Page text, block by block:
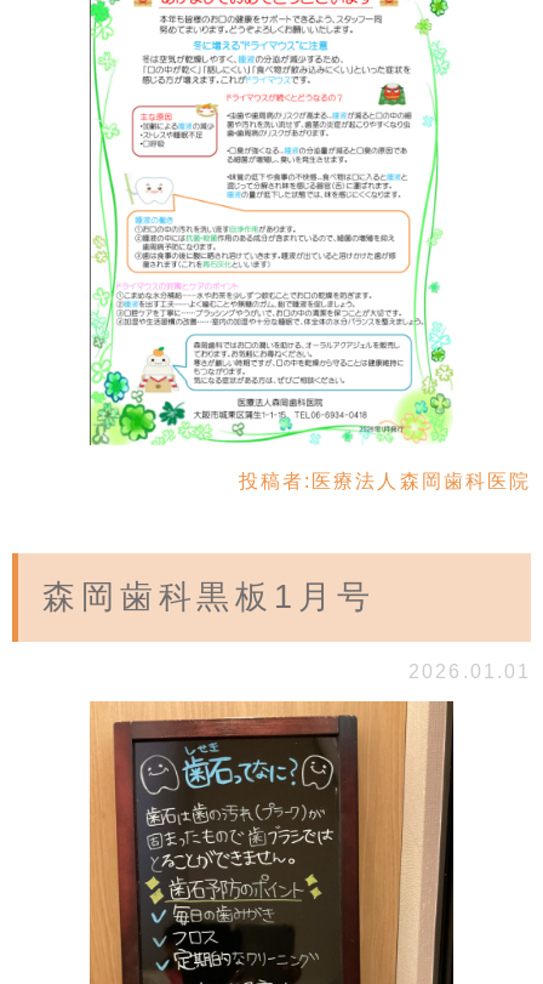
投稿者: 医療法人森岡歯科医院
森岡歯科黒板1月号
2026.01.01